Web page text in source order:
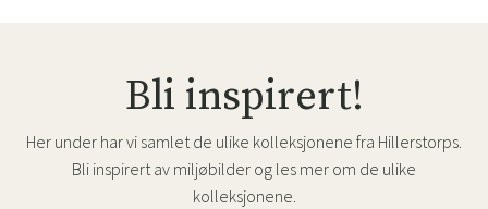
Bli inspirert!
Her under har vi samlet de ulike kolleksjonene fra Hillerstorps.
Bli inspirert av miljøbilder og les mer om de ulike
kolleksjonene.